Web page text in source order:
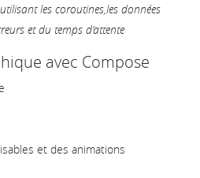
les coroutines,les données
et du temps d’attente
avec Compose
et des animations